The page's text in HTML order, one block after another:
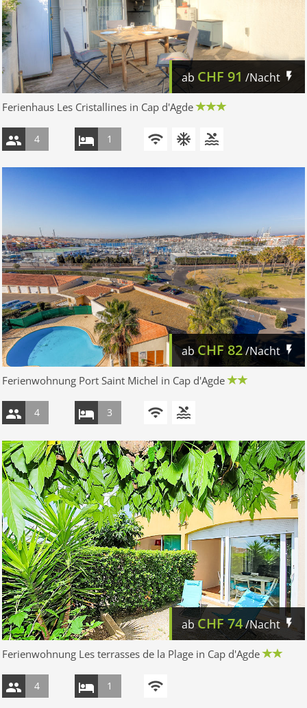
ab CHF 91 /Nacht
Ferienhaus Les Cristallines in Cap d'Agde
4 1
abCHF 82/Nacht
Ferienwohnung Port Saint Michel in Cap d'Agde
4 3
abCHF74/Nacht
Ferienwohnung Les terrasses de la Plage in Cap d'Agde
4 1